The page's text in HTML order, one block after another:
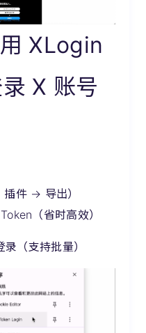
XLogin
X 账号
件 → 导出）
（省时高效）
（支持批量）